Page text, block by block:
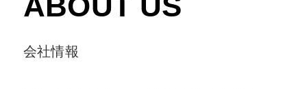
会社情報